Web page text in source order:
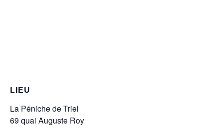
LIEU
La Péniche de Triel
69 quai Auguste Roy